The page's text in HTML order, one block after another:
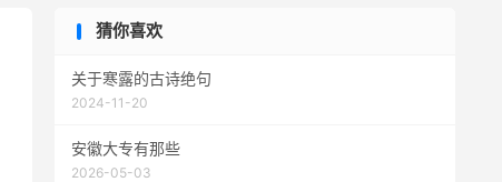
猜你喜欢
关于寒露的古诗绝句
2024-11-20
安徽大专有那些
2026-05-03